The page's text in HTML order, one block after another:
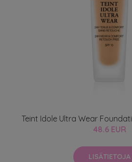
Teint Idole Ultra Wear
48.6 EUR
LISÄTIETOJA